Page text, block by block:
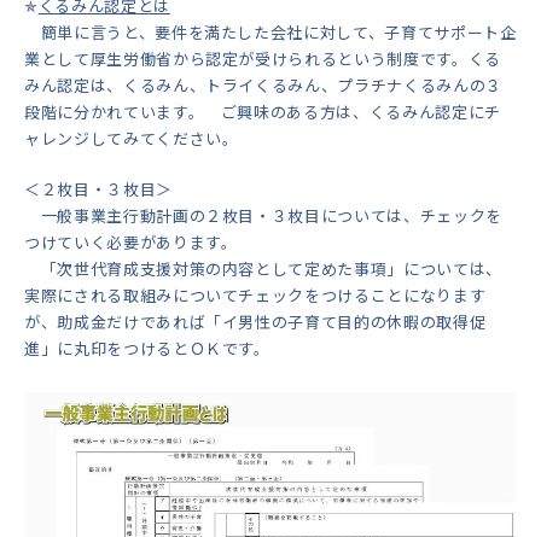
✯くるみん認定とは
簡単に言うと、要件を満たした会社に対して、子育てサポート企
業として厚生労働省から認定が受けられるという制度です。くる
みん認定は、くるみん、トライくるみん、プラチナくるみんの３
段階に分かれています。 ご興味のある方は、くるみん認定にチ
ャレンジしてみてください。
＜２枚目・３枚目＞
一般事業主行動計画の２枚目・３枚目については、チェックを
つけていく必要があります。
「次世代育成支援対策の内容として定めた事項」については、
実際にされる取組みについてチェックをつけることになります
が、助成金だけであれば「イ男性の子育て目的の休暇の取得促
進」に丸印をつけるとＯＫです。